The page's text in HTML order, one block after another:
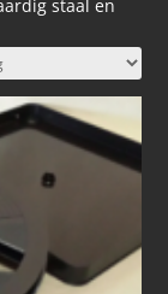
staal en